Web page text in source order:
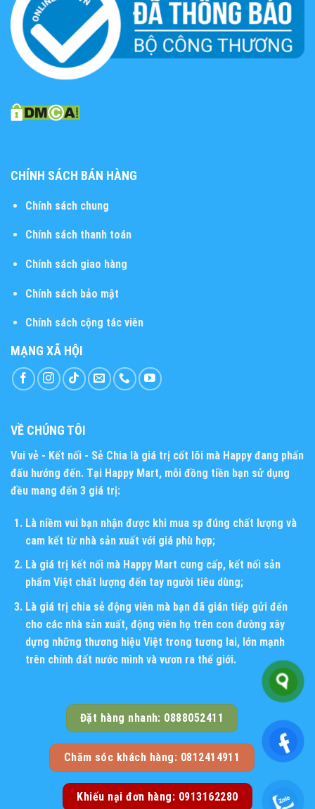
CHÍNH SÁCH BÁN HÀNG
Chính sách chung
Chính sách thanh toán
Chính sách giao hàng
Chính sách bảo mật
Chính sách cộng tác viên
MẠNG XÃ HỘI
VỀ CHÚNG TÔI
Vui vẻ - Kết nối - Sẻ Chia là giá trị cốt lõi mà Happy đang phấn
đấu hướng đến. Tại Happy Mart, mỗi đồng tiền bạn sử dụng
đều mang đến 3 giá trị:
Là niềm vui bạn nhận được khi mua sp đúng chất lượng và
cam kết từ nhà sản xuất với giá phù hợp;
Là giá trị kết nối mà Happy Mart cung cấp, kết nối sản
phẩm Việt chất lượng đến tay người tiêu dùng;
Là giá trị chia sẻ động viên mà bạn đã gián tiếp gửi đến
cho các nhà sản xuất, động viên họ trên con đường xây
dựng những thương hiệu Việt trong tương lai, lớn mạnh
trên chính đất nước mình và vươn ra thế giới.
Đặt hàng nhanh: 0888052411
Chăm sóc khách hàng: 0812414911
Khiếu nại đơn hàng: 0913162280